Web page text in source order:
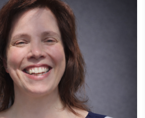
της Κριτικής Επιτροπής,
εποπτεύοντας τις διεθνείς
για όλους τους διαγωνισμούς
Η Άννα είναι κάτοχος
Διοίκηση Επιχειρήσεων από το
Νέας Υόρκης και σπούδασε
και ισπανικά στο Πανεπιστήμιο
άπταιστα γερμανικά και